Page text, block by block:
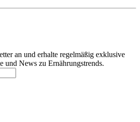
an und erhalte regelmäßig exklusive
und News zu Ernährungstrends.